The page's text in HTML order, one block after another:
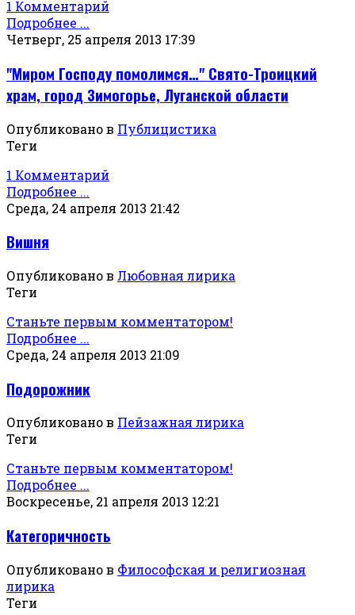
1 Комментарий
Подробнее ...
Четверг, 25 апреля 2013 17:39
"Миром Господу помолимся…" Свято-Троицкий
храм, город Зимогорье, Луганской области
Опубликовано в Публицистика
Теги
1 Комментарий
Подробнее ...
Среда, 24 апреля 2013 21:42
Вишня
Опубликовано в Любовная лирика
Теги
Станьте первым комментатором!
Подробнее ...
Среда, 24 апреля 2013 21:09
Подорожник
Опубликовано в Пейзажная лирика
Теги
Станьте первым комментатором!
Подробнее ...
Воскресенье, 21 апреля 2013 12:21
Категоричность
Опубликовано в Философская и религиозная
лирика
Теги